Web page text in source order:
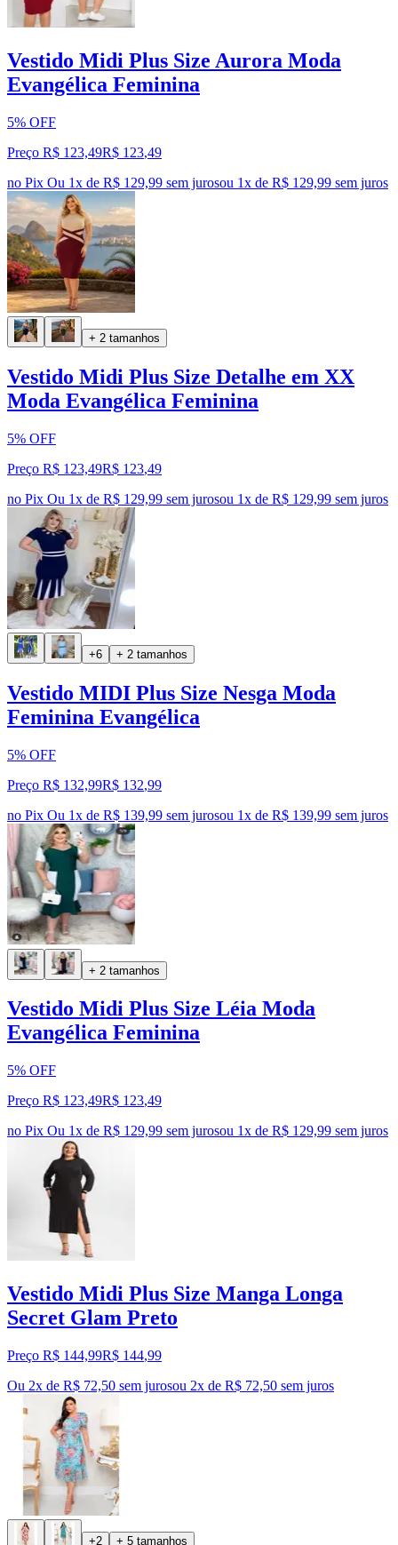
Vestido Midi Plus Size Aurora Moda
Evangélica Feminina
5% OFF
Preço R$ 123,49R$ 123,49
no Pix Ou 1x de R$ 129,99 sem jurosou 1x de R$ 129,99 sem juros
+ 2 tamanhos
Vestido Midi Plus Size Detalhe em XX
Moda Evangélica Feminina
5% OFF
Preço R$ 123,49R$ 123,49
no Pix Ou 1x de R$ 129,99 sem jurosou 1x de R$ 129,99 sem juros
+6 + 2 tamanhos
Vestido MIDI Plus Size Nesga Moda
Feminina Evangélica
5% OFF
Preço R$ 132,99R$ 132,99
no Pix Ou 1x de R$ 139,99 sem jurosou 1x de R$ 139,99 sem juros
+ 2 tamanhos
Vestido Midi Plus Size Léia Moda
Evangélica Feminina
5% OFF
Preço R$ 123,49R$ 123,49
no Pix Ou 1x de R$ 129,99 sem jurosou 1x de R$ 129,99 sem juros
Vestido Midi Plus Size Manga Longa
Secret Glam Preto
Preço R$ 144,99R$ 144,99
Ou 2x de R$ 72,50 sem jurosou 2x de R$ 72,50 sem juros
+2 + 5 tamanhos